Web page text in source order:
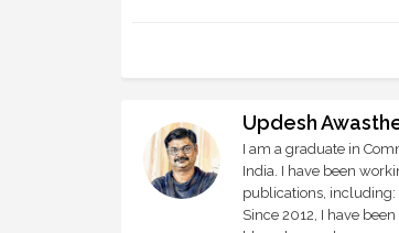
Updesh
I am a graduate in
India. I have been
publications, including:
Since 2012, I have